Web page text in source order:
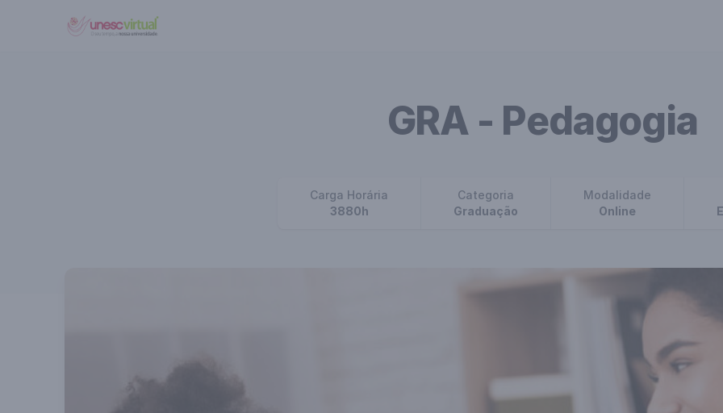
UNESC VIRTUAL
GRA - Pedagogia
Carga Horária
3880h
Categoria
Graduação
Modalidade
Online